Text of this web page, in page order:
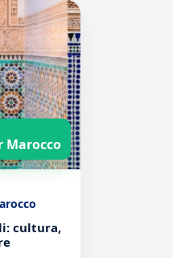
Marocco
cultura,